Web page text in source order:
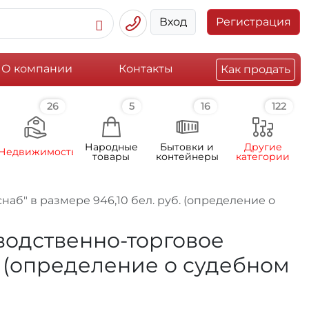
Вход Регистрация
О компании Контакты Как продать
26 5
Народные
товары
16
Бытовки и
контейнеры
122
Другие
категории
в размере 946,10 бел. руб. (определение о
торговое
о судебном